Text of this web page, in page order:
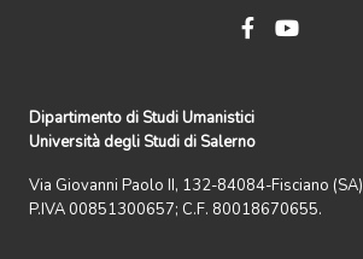
Dipartimento di Studi Umanistici
Università degli Studi di Salerno
Via Giovanni Paolo II, 132-84084-Fisciano (SA)
P.IVA 00851300657; C.F. 80018670655.